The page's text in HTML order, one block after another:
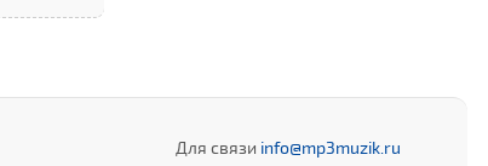
Для связи info@mp3muzik.ru